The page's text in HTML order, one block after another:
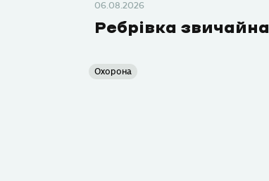
06.08.2026
Ребрівка звичайна
Охорона